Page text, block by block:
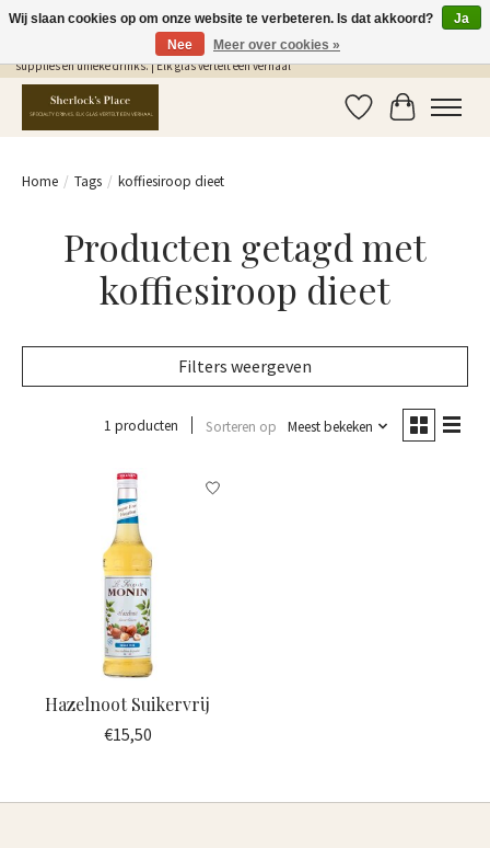
Gratis Verzending in NL vanaf €75,- | Sherlocks Place: dé plek voor MONIN siropen, bar
supplies en unieke drinks. | Elk glas vertelt een verhaal
Verlanglijst
Home / Tags / koffiesiroop dieet
Producten getagd met
koffiesiroop dieet
Filters weergeven
1 producten Sorteren op Meest bekeken
Hazelnoot Suikervrij
€15,50
Wij slaan cookies op om onze website te verbeteren. Is dat akkoord?
Ja
Nee
Meer over cookies »